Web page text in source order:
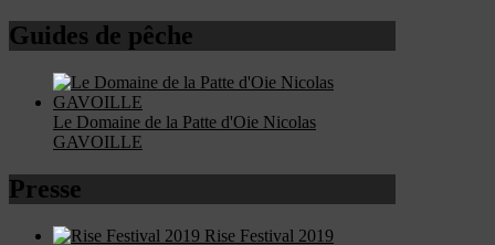
Guides de pêche
Le Domaine de la Patte d'Oie Nicolas
GAVOILLE
Presse
Rise Festival 2019